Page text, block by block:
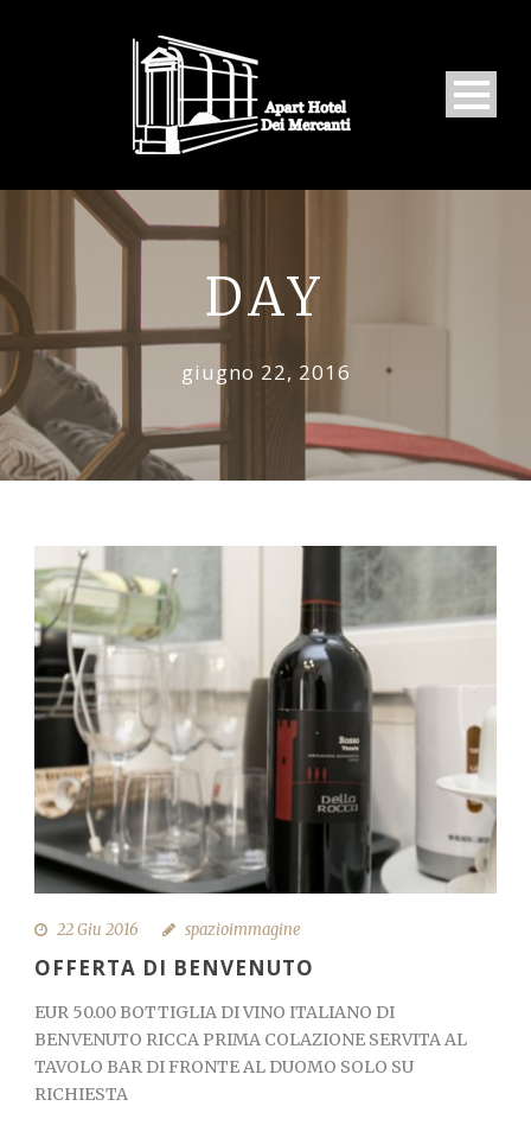
Italiano
DAY
giugno 22, 2016
22 Giu 2016 spazioimmagine
OFFERTA DI BENVENUTO
EUR 50.00 BOTTIGLIA DI VINO ITALIANO DI
BENVENUTO RICCA PRIMA COLAZIONE SERVITA AL
TAVOLO BAR DI FRONTE AL DUOMO SOLO SU
RICHIESTA